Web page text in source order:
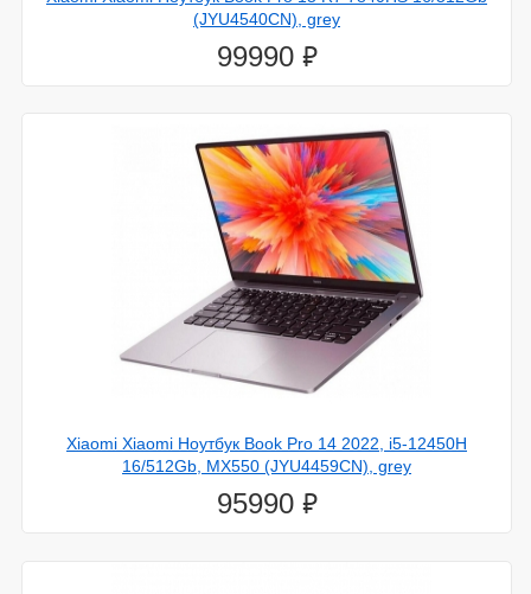
LG выпустит гигантский 98-дюймовый телевизор с
(JYU4540CN), grey
99990 ⃏
Xiaomi Xiaomi Ноутбук Book Pro 14 2022, i5-12450H
16/512Gb, MX550 (JYU4459CN), grey
95990 ⃏